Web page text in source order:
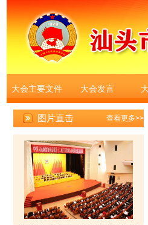
大会主要文件 大会发言